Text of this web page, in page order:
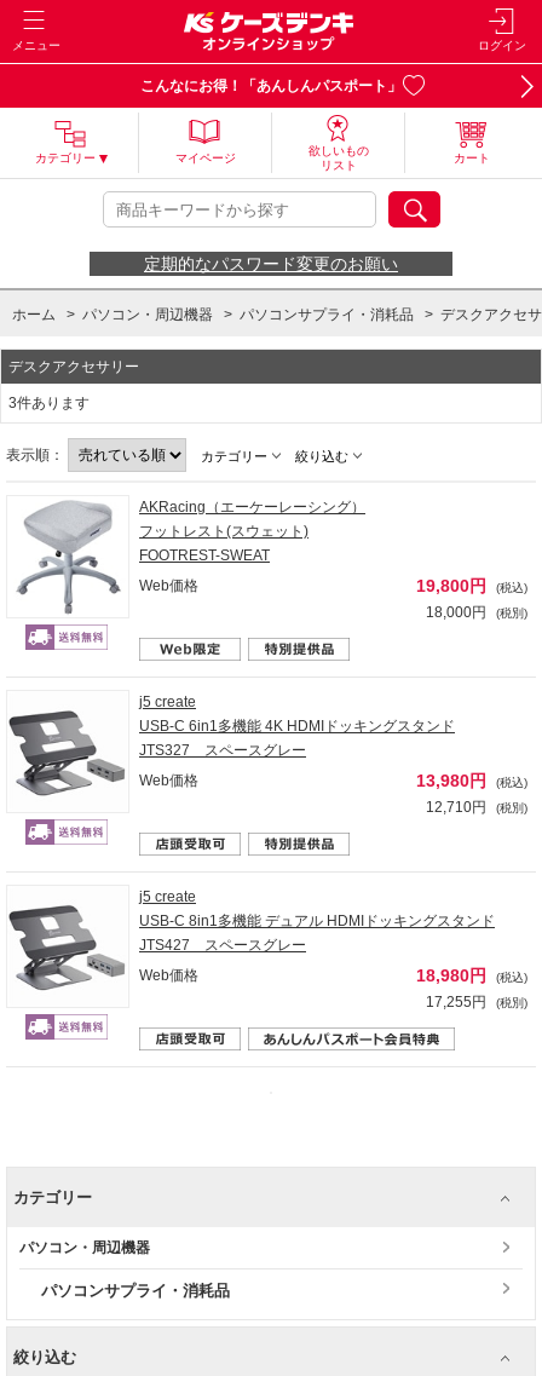
メニュー ログイン
こんなにお得！「あんしんパスポート」
カテゴリー マイページ
欲しいもの
リスト
カート
定期的なパスワード変更のお願い
ホーム > パソコン・周辺機器 > パソコンサプライ・消耗品 > デスクアクセ
デスクアクセサリー
3件あります
表示順： カテゴリー 絞り込む
AKRacing（エーケーレーシング）
フットレスト(スウェット)
FOOTREST-SWEAT
Web価格
19,800円 (税込)
18,000円 (税別)
j5 create
USB-C 6in1多機能 4K HDMIドッキングスタンド
JTS327 スペースグレー
Web価格
13,980円 (税込)
12,710円 (税別)
j5 create
USB-C 8in1多機能 デュアル HDMIドッキングスタンド
JTS427 スペースグレー
Web価格
18,980円 (税込)
17,255円 (税別)
カテゴリー
パソコン・周辺機器
パソコンサプライ・消耗品
絞り込む